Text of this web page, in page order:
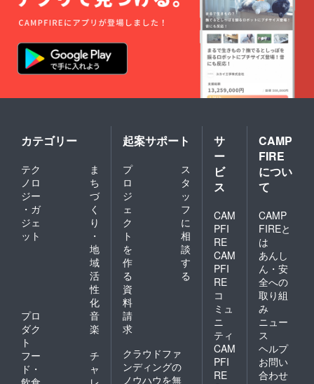
カテゴリー
テク
ノロ
ジー
・ガ
ジェ
ット
ま
ち
づ
く
り
・
地
域
活
性
化
プロ
ダク
ト
音
楽
フー
ド・
チ
ャ
起案サポート
プ
ロ
ジ
ェ
ク
ト
を
作
る
ス
タ
ッ
フ
に
相
談
す
る
資
料
請
求
クラウドファ
ンディングの
ノウハウを無
サ
ー
ビ
ス
CAM
PFI
RE
CAM
PFI
RE
コ
ミュ
ニ
ティ
CAM
PFI
RE
CAMP
FIRE
につい
て
CAMP
FIREと
は
あんし
ん・安
全への
取り組
み
ニュー
ス
ヘルプ
お問い
合わせ